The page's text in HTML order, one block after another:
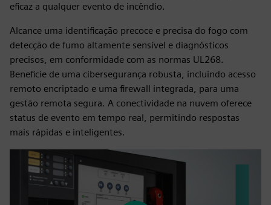
eficaz a qualquer evento de incêndio.
Alcance uma identificação precoce e precisa do fogo com
detecção de fumo altamente sensível e diagnósticos
precisos, em conformidade com as normas UL268.
Beneficie de uma cibersegurança robusta, incluindo acesso
remoto encriptado e uma firewall integrada, para uma
gestão remota segura. A conectividade na nuvem oferece
status de evento em tempo real, permitindo respostas
mais rápidas e inteligentes.